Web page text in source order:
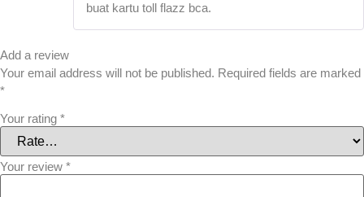
buat kartu toll flazz bca.
Add a review
Your email address will not be published. Required fields are marked
*
Your rating *
Your review *